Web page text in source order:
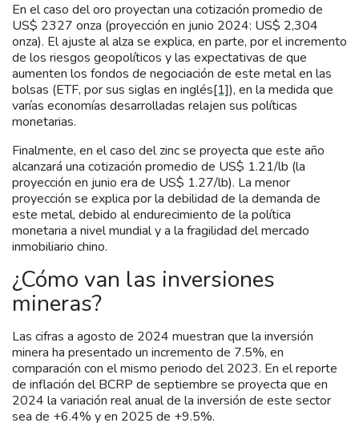
En el caso del oro proyectan una cotización promedio de
US$ 2327 onza (proyección en junio 2024: US$ 2,304
onza). El ajuste al alza se explica, en parte, por el incremento
de los riesgos geopolíticos y las expectativas de que
aumenten los fondos de negociación de este metal en las
bolsas (ETF, por sus siglas en inglés[1]), en la medida que
varías economías desarrolladas relajen sus políticas
monetarias.
Finalmente, en el caso del zinc se proyecta que este año
alcanzará una cotización promedio de US$ 1.21/lb (la
proyección en junio era de US$ 1.27/lb). La menor
proyección se explica por la debilidad de la demanda de
este metal, debido al endurecimiento de la política
monetaria a nivel mundial y a la fragilidad del mercado
inmobiliario chino.
¿Cómo van las inversiones
mineras?
Las cifras a agosto de 2024 muestran que la inversión
minera ha presentado un incremento de 7.5%, en
comparación con el mismo periodo del 2023. En el reporte
de inflación del BCRP de septiembre se proyecta que en
2024 la variación real anual de la inversión de este sector
sea de +6.4% y en 2025 de +9.5%.